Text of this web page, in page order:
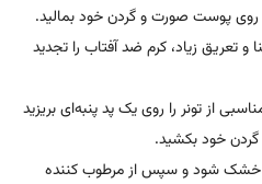
پوست صورت و گردن خود بمالید.
تعریق زیاد، کرم ضد آفتاب را تجدید
از تونر را روی یک پد پنبه‌ای بریزید
خود بکشید.
خشک شود و سپس از مرطوب کننده